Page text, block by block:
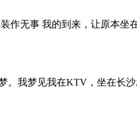
作无事 我的到来，让原本坐
。我梦见我在KTV，坐在长